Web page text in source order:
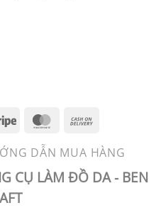
Stripe MasterCard
Delivery
DẪN MUA HÀNG
CỤ LÀM ĐỒ DA - BEN